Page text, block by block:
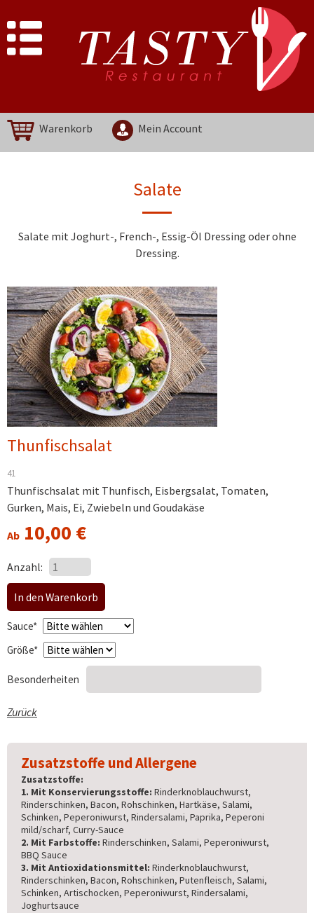
Warenkorb Mein Account
Salate
Salate mit Joghurt-, French-, Essig-Öl Dressing oder ohne
Dressing.
Thunfischsalat
41
Thunfischsalat mit Thunfisch, Eisbergsalat, Tomaten,
Gurken, Mais, Ei, Zwiebeln und Goudakäse
Ab 10,00 €
Anzahl:
Pflichtfeld
Sauce*
Pflichtfeld
Größe*
Besonderheiten
Zurück
Zusatzstoffe und Allergene
Zusatzstoffe:
1. Mit Konservierungsstoffe: Rinderknoblauchwurst,
Rinderschinken, Bacon, Rohschinken, Hartkäse, Salami,
Schinken, Peperoniwurst, Rindersalami, Paprika, Peperoni
mild/scharf, Curry-Sauce
2. Mit Farbstoffe: Rinderschinken, Salami, Peperoniwurst,
BBQ Sauce
3. Mit Antioxidationsmittel: Rinderknoblauchwurst,
Rinderschinken, Bacon, Rohschinken, Putenfleisch, Salami,
Schinken, Artischocken, Peperoniwurst, Rindersalami,
Joghurtsauce